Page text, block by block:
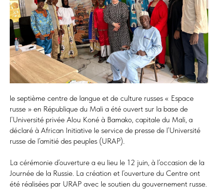
le septième centre de langue et de culture russes « Espace
russe » en République du Mali a été ouvert sur la base de
l’Université privée Alou Koné à Bamako, capitale du Mali, a
déclaré à African Initiative le service de presse de l’Université
russe de l’amitié des peuples (URAP).
La cérémonie d’ouverture a eu lieu le 12 juin, à l’occasion de la
Journée de la Russie. La création et l’ouverture du Centre ont
été réalisées par URAP avec le soutien du gouvernement russe.